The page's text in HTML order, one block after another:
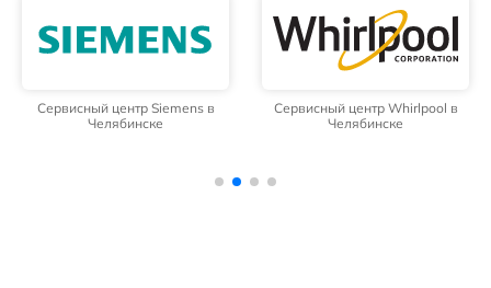
Сервисный центр Siemens в
Челябинске
Сервисный центр Whirlpool в
Челябинске